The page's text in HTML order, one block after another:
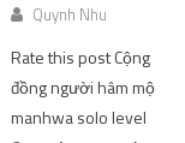
Quynh Nhu
Rate this post Cộng
đồng người hâm mộ
manhwa solo level